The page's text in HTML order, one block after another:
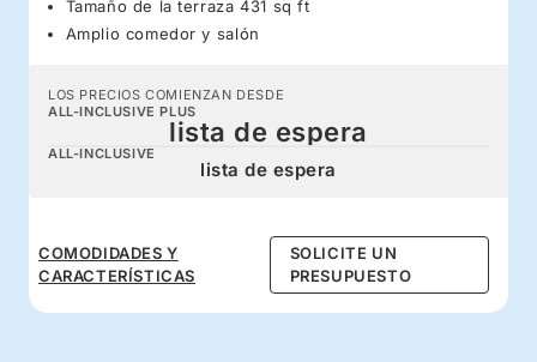
Tamaño de la terraza 431 sq ft
Amplio comedor y salón
LOS PRECIOS COMIENZAN DESDE
ALL-INCLUSIVE PLUS
lista de espera
ALL-INCLUSIVE
lista de espera
COMODIDADES Y
CARACTERÍSTICAS
SOLICITE UN
PRESUPUESTO